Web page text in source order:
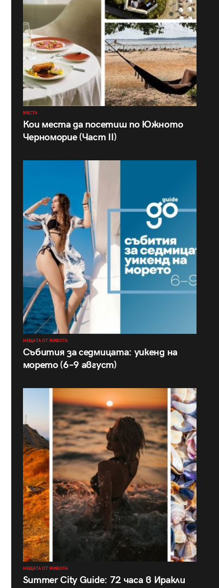
МЕСТА
Кои места да посетиш по Южното
Черноморие (Част II)
НЕЩАТА ОТ ЖИВОТА
Събития за седмицата: уикенд на
морето (6–9 август)
НЕЩАТА ОТ ЖИВОТА
Summer City Guide: 72 часа в Иракли